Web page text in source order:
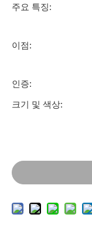
주요 특징:
이점:
인증:
크기 및 색상: